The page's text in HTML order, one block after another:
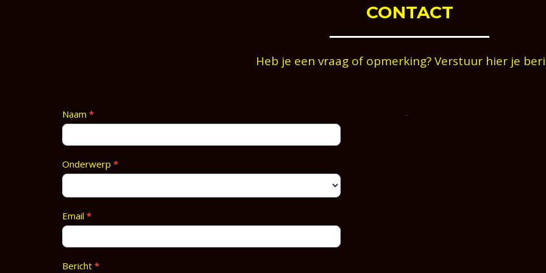
CONTACT
Heb je een vraag of opmerking? Verstuur hier je
Contact
Naam *
Onderwerp *
Email *
Bericht *
-